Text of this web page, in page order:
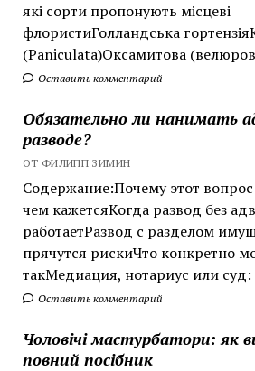
які сорти пропонують місцеві
флористиГолландська
(Paniculata)Оксамитова
Оставить комментарий
Обязательно ли нанимать
разводе?
ОТ ФИЛИПП ЗИМИН
Содержание:Почему этот
чем кажетсяКогда развод без
работаетРазвод с разделом
прячутся рискиЧто конкретно
такМедиация, нотариус или суд:
Оставить комментарий
Чоловічі мастурбатори: як
повний посібник